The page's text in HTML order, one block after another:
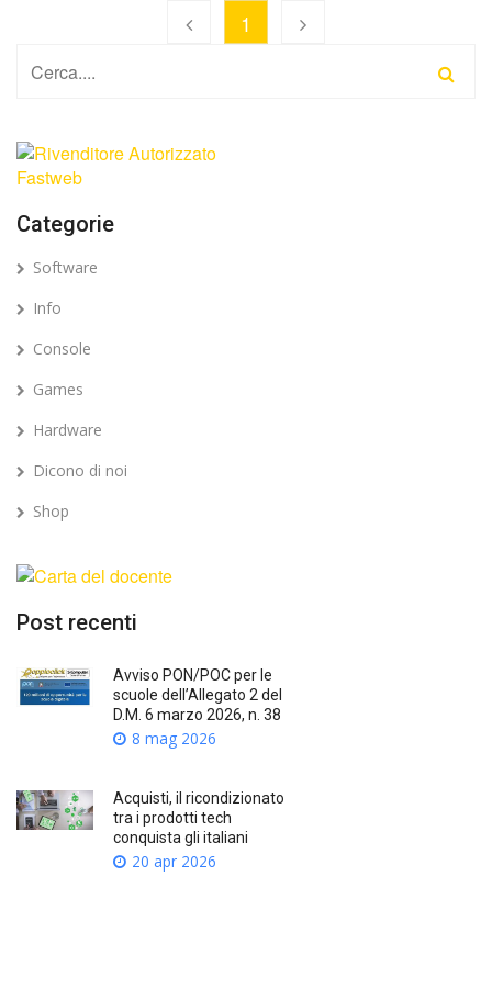
1
Categorie
Software
Info
Console
Games
Hardware
Dicono di noi
Shop
Post recenti
Avviso PON/POC per le
scuole dell’Allegato 2 del
D.M. 6 marzo 2026, n. 38
8 mag 2026
Acquisti, il ricondizionato
tra i prodotti tech
conquista gli italiani
20 apr 2026